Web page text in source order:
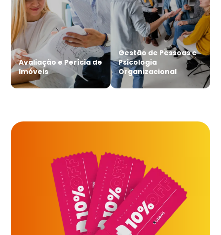
Avaliação e Perícia de
Imóveis
Gestão de Pessoas e
Psicologia
Organizacional